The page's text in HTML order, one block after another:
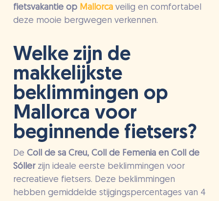
fietsvakantie op Mallorcaveilig en comfortabel
deze mooie bergwegen verkennen.
Welke zijn de
makkelijkste
beklimmingen op
Mallorca voor
beginnende fietsers?
De Coll de sa Creu, Coll de Femenia en Coll de
Sóllerzijn ideale eerste beklimmingen voor
recreatieve fietsers. Deze beklimmingen
hebben gemiddelde stijgingspercentages van 4